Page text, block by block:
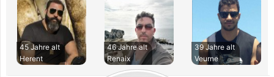
45 Jahre alt
Herent
46 Jahre alt
Renaix
39 Jahre alt
Veurne